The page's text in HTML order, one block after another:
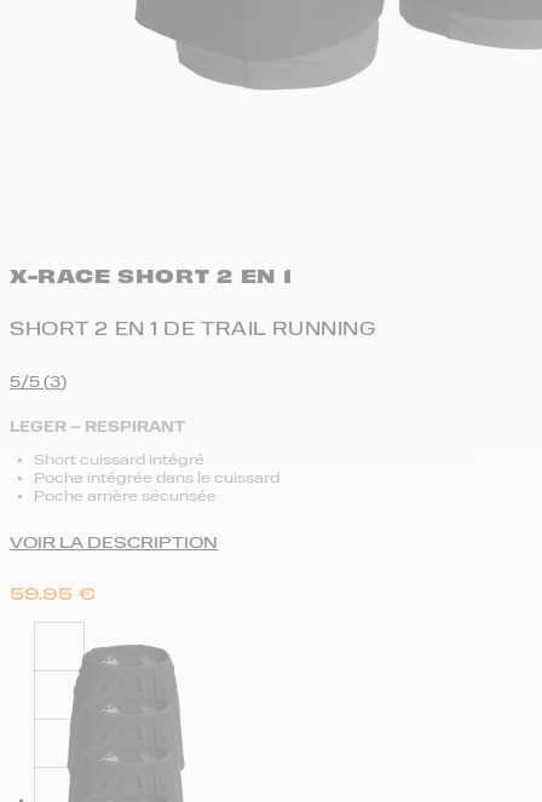
X-RACE SHORT 2 EN 1
SHORT 2 EN 1 DE TRAIL RUNNING
5/5 (3)
LEGER – RESPIRANT
Short cuissard intégré
Poche intégrée dans le cuissard
Poche arrière sécurisée
VOIR LA DESCRIPTION
59.95 €